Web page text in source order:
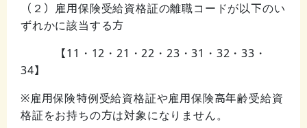
（２）雇用保険受給資格証の離職コードが以下のい
ずれかに該当する方
【11 ・ 12 ・21 ・22 ・ 23 ・31 ・ 32 ・33 ・
34】
※雇用保険特例受給資格証や雇用保険高年齢受給資
格証をお持ちの方は対象になりません。